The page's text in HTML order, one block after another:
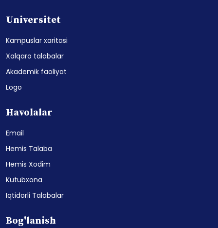
Universitet
Kampuslar xaritasi
Xalqaro talabalar
Akademik faoliyat
Logo
Havolalar
Email
Hemis Talaba
Hemis Xodim
Kutubxona
Iqtidorli Talabalar
Bog'lanish